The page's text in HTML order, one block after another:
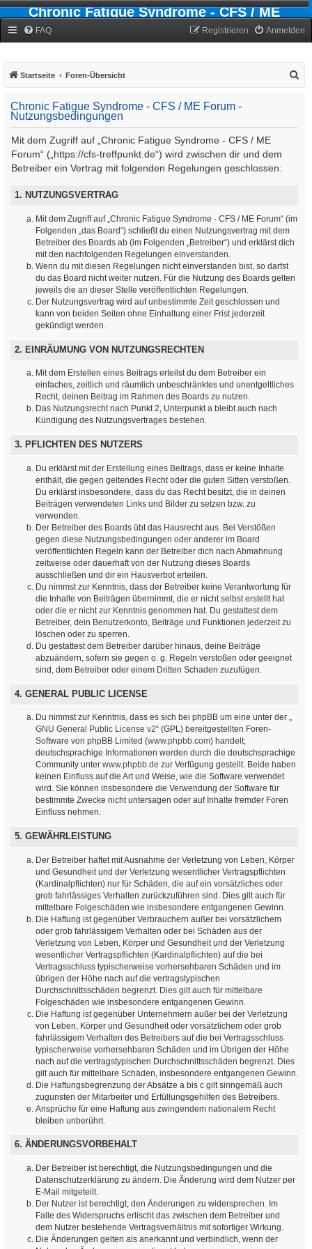
Chronic Fatigue Syndrome - CFS / ME
FAQ Anmelden
Registrieren
Startseite Foren-Übersicht
Chronic Fatigue Syndrome - CFS / ME Forum -
Nutzungsbedingungen
Mit dem Zugriff auf „Chronic Fatigue Syndrome - CFS / ME
Forum“ („https://cfs-treffpunkt.de“) wird zwischen dir und dem
Betreiber ein Vertrag mit folgenden Regelungen geschlossen:
1. NUTZUNGSVERTRAG
Mit dem Zugriff auf „Chronic Fatigue Syndrome - CFS / ME Forum“ (im
Folgenden „das Board“) schließt du einen Nutzungsvertrag mit dem
Betreiber des Boards ab (im Folgenden „Betreiber“) und erklärst dich
mit den nachfolgenden Regelungen einverstanden.
Wenn du mit diesen Regelungen nicht einverstanden bist, so darfst
du das Board nicht weiter nutzen. Für die Nutzung des Boards gelten
jeweils die an dieser Stelle veröffentlichten Regelungen.
Der Nutzungsvertrag wird auf unbestimmte Zeit geschlossen und
kann von beiden Seiten ohne Einhaltung einer Frist jederzeit
gekündigt werden.
2. EINRÄUMUNG VON NUTZUNGSRECHTEN
Mit dem Erstellen eines Beitrags erteilst du dem Betreiber ein
einfaches, zeitlich und räumlich unbeschränktes und unentgeltliches
Recht, deinen Beitrag im Rahmen des Boards zu nutzen.
Das Nutzungsrecht nach Punkt 2, Unterpunkt a bleibt auch nach
Kündigung des Nutzungsvertrages bestehen.
3. PFLICHTEN DES NUTZERS
Du erklärst mit der Erstellung eines Beitrags, dass er keine Inhalte
enthält, die gegen geltendes Recht oder die guten Sitten verstoßen.
Du erklärst insbesondere, dass du das Recht besitzt, die in deinen
Beiträgen verwendeten Links und Bilder zu setzen bzw. zu
verwenden.
Der Betreiber des Boards übt das Hausrecht aus. Bei Verstößen
gegen diese Nutzungsbedingungen oder anderer im Board
veröffentlichten Regeln kann der Betreiber dich nach Abmahnung
zeitweise oder dauerhaft von der Nutzung dieses Boards
ausschließen und dir ein Hausverbot erteilen.
Du nimmst zur Kenntnis, dass der Betreiber keine Verantwortung für
die Inhalte von Beiträgen übernimmt, die er nicht selbst erstellt hat
oder die er nicht zur Kenntnis genommen hat. Du gestattest dem
Betreiber, dein Benutzerkonto, Beiträge und Funktionen jederzeit zu
löschen oder zu sperren.
Du gestattest dem Betreiber darüber hinaus, deine Beiträge
abzuändern, sofern sie gegen o. g. Regeln verstoßen oder geeignet
sind, dem Betreiber oder einem Dritten Schaden zuzufügen.
4. GENERAL PUBLIC LICENSE
Du nimmst zur Kenntnis, dass es sich bei phpBB um eine unter der „
GNU General Public License v2“ (GPL) bereitgestellten Foren-
Software von phpBB Limited (www.phpbb.com) handelt;
deutschsprachige Informationen werden durch die deutschsprachige
Community unter www.phpbb.de zur Verfügung gestellt. Beide haben
keinen Einfluss auf die Art und Weise, wie die Software verwendet
wird. Sie können insbesondere die Verwendung der Software für
bestimmte Zwecke nicht untersagen oder auf Inhalte fremder Foren
Einfluss nehmen.
5. GEWÄHRLEISTUNG
Der Betreiber haftet mit Ausnahme der Verletzung von Leben, Körper
und Gesundheit und der Verletzung wesentlicher Vertragspflichten
(Kardinalpflichten) nur für Schäden, die auf ein vorsätzliches oder
grob fahrlässiges Verhalten zurückzuführen sind. Dies gilt auch für
mittelbare Folgeschäden wie insbesondere entgangenen Gewinn.
Die Haftung ist gegenüber Verbrauchern außer bei vorsätzlichem
oder grob fahrlässigem Verhalten oder bei Schäden aus der
Verletzung von Leben, Körper und Gesundheit und der Verletzung
wesentlicher Vertragspflichten (Kardinalpflichten) auf die bei
Vertragsschluss typischerweise vorhersehbaren Schäden und im
übrigen der Höhe nach auf die vertragstypischen
Durchschnittsschäden begrenzt. Dies gilt auch für mittelbare
Folgeschäden wie insbesondere entgangenen Gewinn.
Die Haftung ist gegenüber Unternehmern außer bei der Verletzung
von Leben, Körper und Gesundheit oder vorsätzlichem oder grob
fahrlässigem Verhalten des Betreibers auf die bei Vertragsschluss
typischerweise vorhersehbaren Schäden und im Übrigen der Höhe
nach auf die vertragstypischen Durchschnittsschäden begrenzt. Dies
gilt auch für mittelbare Schäden, insbesondere entgangenen Gewinn.
Die Haftungsbegrenzung der Absätze a bis c gilt sinngemäß auch
zugunsten der Mitarbeiter und Erfüllungsgehilfen des Betreibers.
Ansprüche für eine Haftung aus zwingendem nationalem Recht
bleiben unberührt.
6. ÄNDERUNGSVORBEHALT
Der Betreiber ist berechtigt, die Nutzungsbedingungen und die
Datenschutzerklärung zu ändern. Die Änderung wird dem Nutzer per
E-Mail mitgeteilt.
Der Nutzer ist berechtigt, den Änderungen zu widersprechen. Im
Falle des Widerspruchs erlischt das zwischen dem Betreiber und
dem Nutzer bestehende Vertragsverhältnis mit sofortiger Wirkung.
Die Änderungen gelten als anerkannt und verbindlich, wenn der